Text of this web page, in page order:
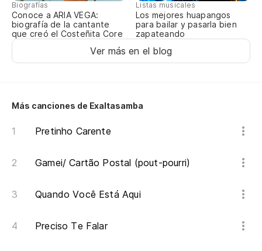
Biografías
Conoce a ARIA VEGA:
biografía de la cantante
que creó el Costeñita Core
Listas musicales
Los mejores huapangos
para bailar y pasarla bien
zapateando
Ver más en el blog
Más canciones de Exaltasamba
Pretinho Carente
Gamei/ Cartão Postal (pout-pourri)
Quando Você Está Aqui
Preciso Te Falar